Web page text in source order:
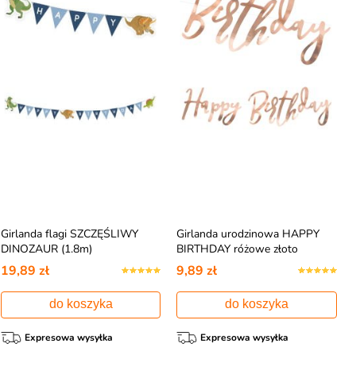
Girlanda flagi SZCZĘŚLIWY
DINOZAUR (1.8m)
19,89 zł
do koszyka
Expresowa wysyłka
Girlanda urodzinowa HAPPY
BIRTHDAY różowe złoto
9,89 zł
do koszyka
Expresowa wysyłka